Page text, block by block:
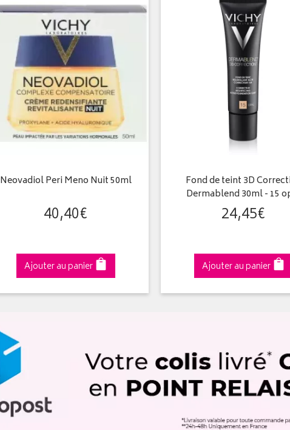
Neovadiol Peri Meno Nuit 50ml
40,40€
Ajouter au panier
Fond de teint 3D
Dermablend 30ml - 15
24,45€
Ajouter au panier